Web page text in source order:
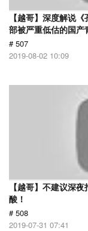
【越哥】深度解说
部被严重低估的国产
# 507
2019-08-02 10:09
【越哥】不建议深
酸！
# 508
2019-07-31 07:41